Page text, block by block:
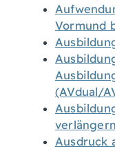
Vormund
(AVdual/
verlängern
Ausdruck